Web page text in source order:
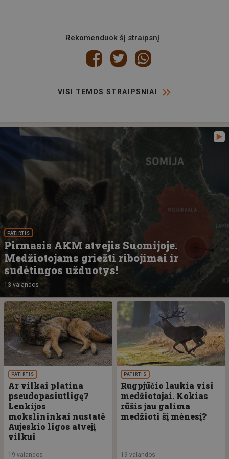
Rekomenduok šį straipsnį
VISI TEMOS STRAIPSNIAI
PATIRTIS
Pirmasis AKM atvejis Suomijoje.
Medžiotojams griežti ribojimai ir
sudėtingos užduotys!
13 valandos
PATIRTIS
Ar vilkai platina
pseudopasiutligę?
Lenkijos
mokslininkai nustatė
Aujeskio ligos atvejį
vilkui
19 valandos
PATIRTIS
Rugpjūčio laukia visi
medžiotojai. Kokias
rūšis jau galima
medžioti šį mėnesį?
19 valandos